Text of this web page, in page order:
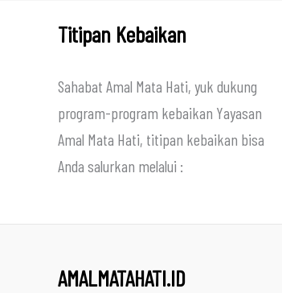
Titipan Kebaikan
Sahabat Amal Mata Hati, yuk dukung
program-program kebaikan Yayasan
Amal Mata Hati, titipan kebaikan bisa
Anda salurkan melalui :
AMALMATAHATI.ID